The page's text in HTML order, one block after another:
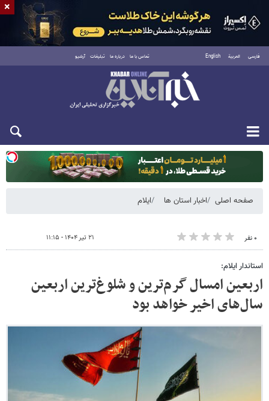
فارسی العربية English تماس با ما درباره ما تبلیغات آرشیو
یکشنبه ۱۸ مرداد ۱۴۰۵
صفحه اصلی اخبار استان ها ایلام
۰ نفر ۲۱ تیر ۱۴۰۴ - ۱۱:۱۵
استاندار ایلام:
اربعین امسال گرم‌ترین و شلوغ‌ترین اربعین
سال‌های اخیر خواهد بود
×